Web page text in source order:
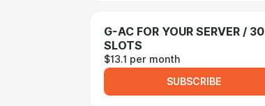
G-AC FOR YOUR SERVER / 30
SLOTS
$13.1 per month
SUBSCRIBE